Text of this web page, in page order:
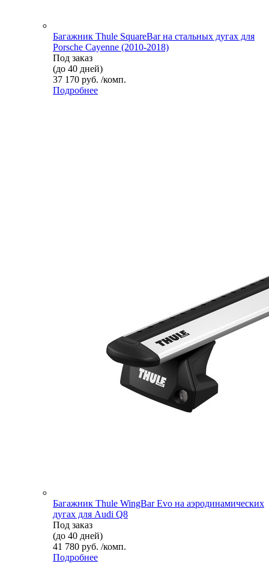
Багажник Thule SquareBar на стальных дугах для
Porsche Cayenne (2010-2018)
Под заказ
(до 40 дней)
37 170 руб. /комп.
Подробнее
Багажник Thule WingBar Evo на аэродинамических
дугах для Audi Q8
Под заказ
(до 40 дней)
41 780 руб. /комп.
Подробнее